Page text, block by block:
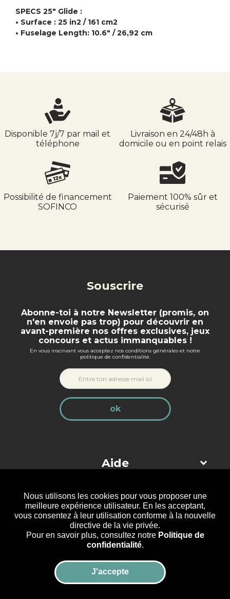
SPECS 25" Glide :
• Surface : 25 in2 / 161 cm2
• Fuselage Length: 10.6" / 26,92 cm
Disponible 7j/7 par mail et
téléphone
Livraison en 24/48h à
domicile ou en point relais
Possibilité de financement
SOFINCO
Paiement 100% sûr et
sécurisé
Souscrire
Abonne-toi à notre Newsletter (promis, on
n'en envoie pas trop) pour découvrir en
avant-première nos offres exclusives, jeux
concours et actus immanquables !
En vous inscrivant vous acceptez nos conditions générales et notre
politique de confidentialité.
ok
Nous utilisons les cookies pour vous proposer une
meilleure expérience utilisateur. En les acceptant,
vous consentez à leur utilisation conforme à la nouvelle
directive de la vie privée.
Pour en savoir plus, consultez notre Politique de
confidentialité.
J'accepte
Aide
Suis-nous sur les réseaux
Mentions légales
Téléphone +33 6 69 29 32 88